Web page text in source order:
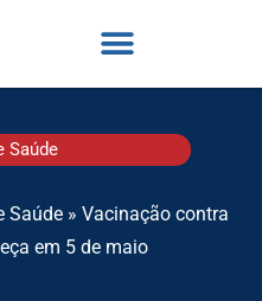
Saúde
Saúde » Vacinação contra
em 5 de maio